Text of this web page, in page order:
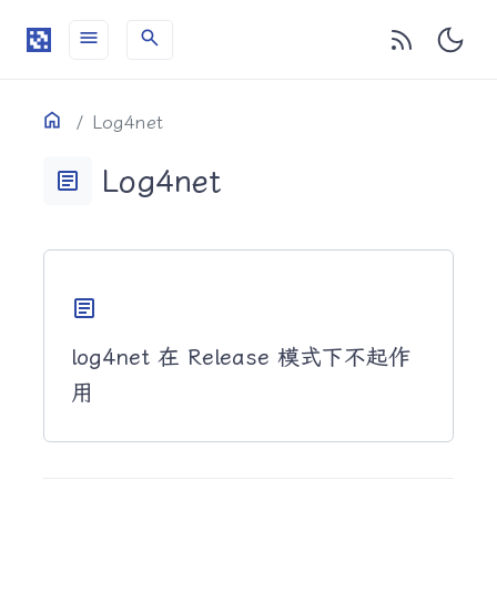
menu search
Home Log4net
目录
article Log4net
article
log4net 在 Release 模式下不起作
用